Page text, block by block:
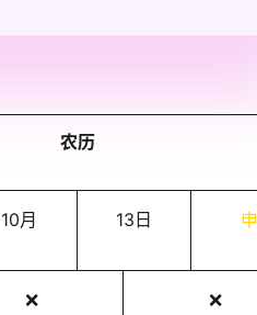
农历
10月 13日 申
❌ ❌